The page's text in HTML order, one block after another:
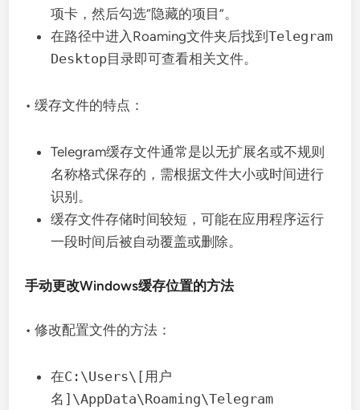
项卡，然后勾选“隐藏的项目”。
在路径中进入Roaming文件夹后找到Telegram
Desktop目录即可查看相关文件。
• 缓存文件的特点：
Telegram缓存文件通常是以无扩展名或不规则
名称格式保存的，需根据文件大小或时间进行
识别。
缓存文件存储时间较短，可能在应用程序运行
一段时间后被自动覆盖或删除。
手动更改Windows缓存位置的方法
• 修改配置文件的方法：
在C:\Users\[用户
名]\AppData\Roaming\Telegram